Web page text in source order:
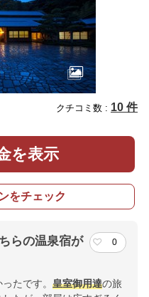
クチコミ数 : 10 件
を表示
をチェック
らの温泉宿が
0
たです。 皇室御用達の旅